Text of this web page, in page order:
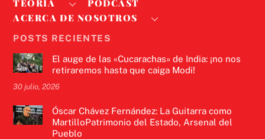
TEORÍA
PODCAST
ACERCA DE NOSOTROS
POSTS RECIENTES
El auge de las «Cucarachas» de India: ¡no nos
retiraremos hasta que caiga Modi!
30 julio, 2026
Óscar Chávez Fernández: La Guitarra como
MartilloPatrimonio del Estado, Arsenal del
Pueblo